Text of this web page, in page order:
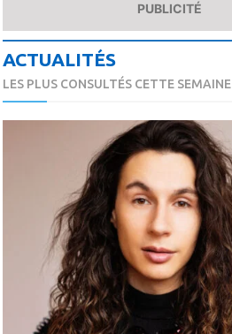
PUBLICITÉ
ACTUALITÉS
LES PLUS CONSULTÉS CETTE SEMAINE